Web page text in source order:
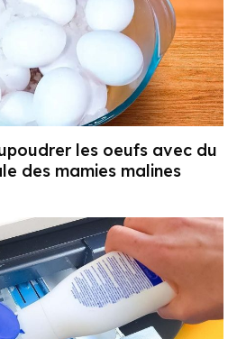
les oeufs avec du
des mamies malines